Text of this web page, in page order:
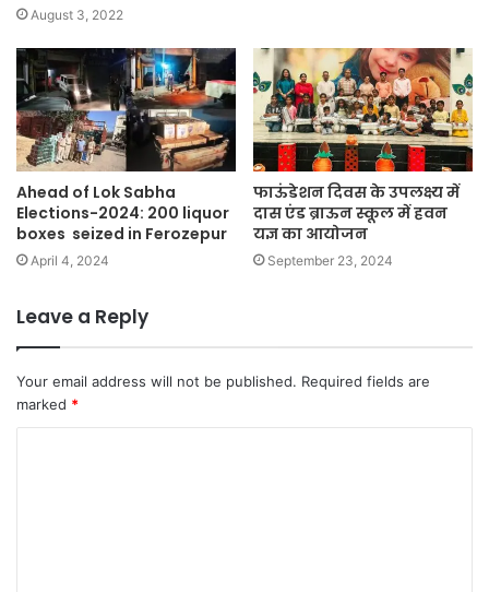
August 3, 2022
Ahead of Lok Sabha
Elections-2024: 200 liquor
boxes seized in Ferozepur
April 4, 2024
फाऊंडेशन दिवस के उपलक्ष्य में
दास एंड ब्राऊन स्कूल में हवन
यज्ञ का आयोजन
September 23, 2024
Leave a Reply
Your email address will not be published. Required fields are
marked *